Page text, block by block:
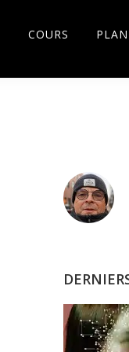
COURS
Barre